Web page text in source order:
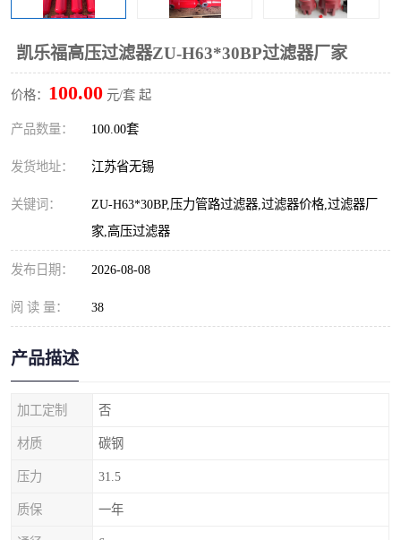
凯乐福高压过滤器ZU-H63*30BP过滤器厂家
价格： 100.00 元/套 起
产品数量： 100.00套
发货地址： 江苏省无锡
关键词：
ZU-H63*30BP,压力管路过滤器,过滤器价格,过滤器厂
家,高压过滤器
发布日期： 2026-08-08
阅 读 量： 38
产品描述
加工定制 否
材质 碳钢
压力 31.5
质保 一年